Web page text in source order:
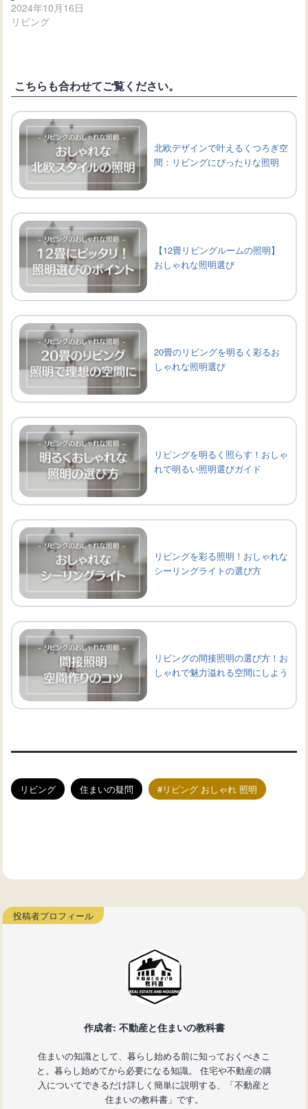
2024年10月16日
リビング
こちらも合わせてご覧ください。
北欧デザインで叶えるくつろぎ空
間：リビングにぴったりな照明
【12畳リビングルームの照明】
おしゃれな照明選び
20畳のリビングを明るく彩るお
しゃれな照明選び
リビングを明るく照らす！おしゃ
れで明るい照明選びガイド
リビングを彩る照明！おしゃれな
シーリングライトの選び方
リビングの間接照明の選び方！お
しゃれで魅力溢れる空間にしよう
リビング 住まいの疑問 リビング おしゃれ 照明
作成者: 不動産と住まいの教科書
住まいの知識として、暮らし始める前に知っておくべきこ
と。暮らし始めてから必要になる知識。 住宅や不動産の購
入についてできるだけ詳しく簡単に説明する、「不動産と
住まいの教科書」です。